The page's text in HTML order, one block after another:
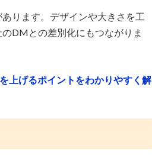
ります。デザインや大きさを工
DMとの差別化にもつながりま
上げるポイントをわかりやすく解